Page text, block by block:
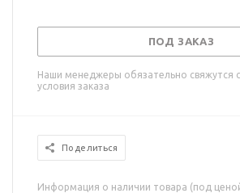
ПОД ЗАКАЗ
Наши менеджеры обязательно свяжутся
условия заказа
Поделиться
Информация о наличии товара (под